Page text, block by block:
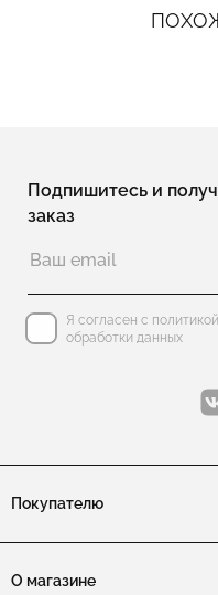
Подпишитесь и
заказ
Я согласен с политикой
обработки данных
Покупателю
О магазине